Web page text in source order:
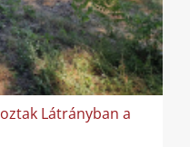
Látrányban a